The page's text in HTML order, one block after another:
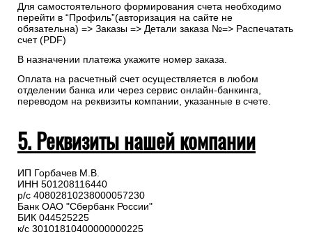
Для самостоятельного формирования счета необходимо
перейти в “Профиль”(авторизация на сайте не
обязательна) => Заказы => Детали заказа №=> Распечатать
счет (PDF)
В назначении платежа укажите номер заказа.
Оплата на расчетный счет осуществляется в любом
отделении банка или через сервис онлайн-банкинга,
переводом на реквизиты компании, указанные в счете.
5. Реквизиты нашей компании
ИП Горбачев М.В.
ИНН 501208116440
р/с 40802810238000057230
Банк ОАО "Сбербанк России"
БИК 044525225
к/с 30101810400000000225